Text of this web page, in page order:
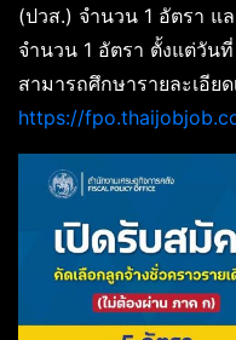
(ปวส.) จำนวน 1 อัตรา แ
จำนวน 1 อัตรา ตั้งแต่วัน
สามารถศึกษารายละเอีย
https://